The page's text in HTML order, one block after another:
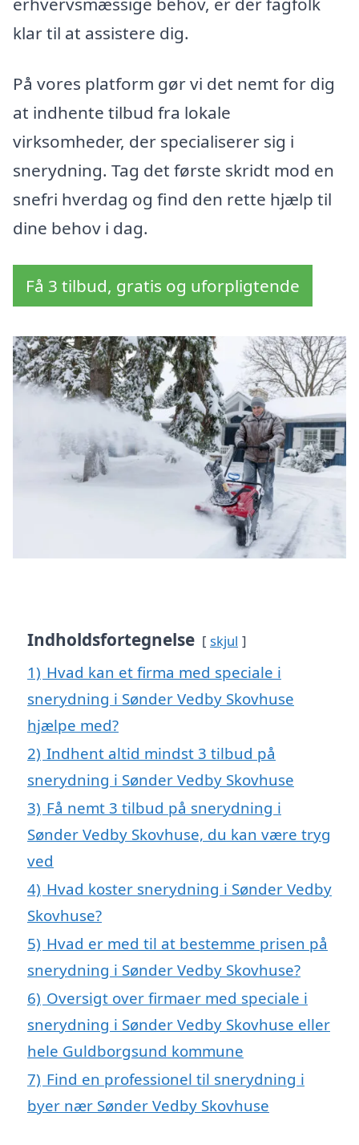
klar til at assistere dig.
På vores platform gør vi det nemt for dig
at indhente tilbud fra lokale
virksomheder, der specialiserer sig i
snerydning. Tag det første skridt mod en
snefri hverdag og find den rette hjælp til
dine behov i dag.
Få 3 tilbud, gratis og uforpligtende
Indholdsfortegnelse skjul
1) Hvad kan et firma med speciale i
snerydning i Sønder Vedby Skovhuse
hjælpe med?
2) Indhent altid mindst 3 tilbud på
snerydning i Sønder Vedby Skovhuse
3) Få nemt 3 tilbud på snerydning i
Sønder Vedby Skovhuse, du kan være tryg
ved
4) Hvad koster snerydning i Sønder Vedby
Skovhuse?
5) Hvad er med til at bestemme prisen på
snerydning i Sønder Vedby Skovhuse?
6) Oversigt over firmaer med speciale i
snerydning i Sønder Vedby Skovhuse eller
hele Guldborgsund kommune
7) Find en professionel til snerydning i
byer nær Sønder Vedby Skovhuse